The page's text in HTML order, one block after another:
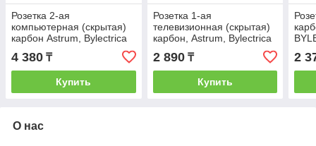
Розетка 2-ая
компьютерная (скрытая)
карбон Astrum, Bylectrica
4 380 ₸
Купить
Розетка 1-ая
телевизионная (скрытая)
карбон, Astrum, Bylectrica
2 890₸
Купить
2
О нас